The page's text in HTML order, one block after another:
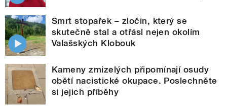
Smrt stopařek – zločin, který se
skutečně stal a otřásl nejen okolím
Valašských Klobouk
Kameny zmizelých připomínají osudy
obětí nacistické okupace. Poslechněte
si jejich příběhy